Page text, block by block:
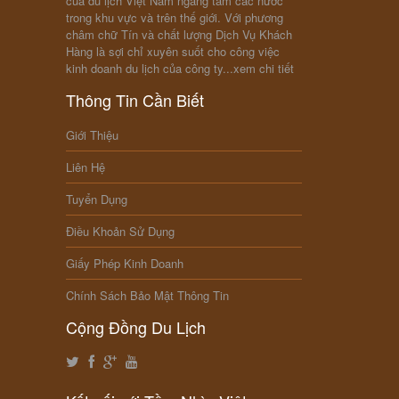
trong khu vực và trên thế giới. Với phương
châm chữ Tín và chất lượng Dịch Vụ Khách
Hàng là sợi chỉ xuyên suốt cho công việc
kinh doanh du lịch của công ty...xem chi tiết
Thông Tin Cần Biết
Giới Thiệu
Liên Hệ
Tuyển Dụng
Điều Khoản Sử Dụng
Giấy Phép Kinh Doanh
Chính Sách Bảo Mật Thông Tin
Cộng Đồng Du Lịch